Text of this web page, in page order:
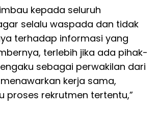
kepada seluruh
selalu waspada dan tidak
terhadap informasi yang
terlebih jika ada pihak-
sebagai perwakilan dari
menawarkan kerja sama,
proses rekrutmen tertentu,”